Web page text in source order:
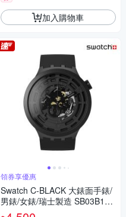
加入購物車
領券享優惠
Swatch C-BLACK 大錶面手錶/
男錶/女錶/瑞士製造 SB03B100
(47mm)